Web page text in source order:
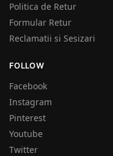
Politica de Retur
Formular Retur
Reclamatii si Sesizari
FOLLOW
Facebook
Instagram
Pinterest
Youtube
Twitter